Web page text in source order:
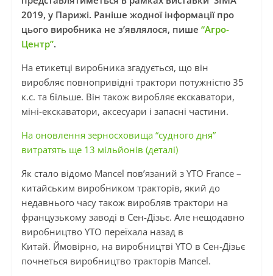
2019, у Парижі. Раніше жодної інформації про
цього виробника не з’являлося, пише “Агро-
Центр”.
На етикетці виробника згадується, що він
виробляє повнопривідні трактори потужністю 35
к.с. та більше. Він також виробляє екскаватори,
міні-екскаватори, аксесуари і запасні частини.
На оновлення зерносховища “судного дня”
витратять ще 13 мільйонів (деталі)
Як стало відомо Mancel пов’язаний з YTO France –
китайським виробником тракторів, який до
недавнього часу також виробляв трактори на
французькому заводі в Сен-Дізьє. Але нещодавно
виробництво YTO переїхала назад в
Китай. Ймовірно, на виробництві YTO в Сен-Дізьє
почнеться виробництво тракторів Mancel.